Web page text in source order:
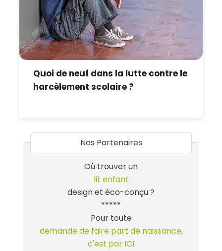
Quoi de neuf dans la lutte contre le
harcèlement scolaire ?
Nos Partenaires
Où trouver un
lit enfant
design et éco-conçu ?
*****
Pour toute
demande de faire part de naissance,
c'est par ICI